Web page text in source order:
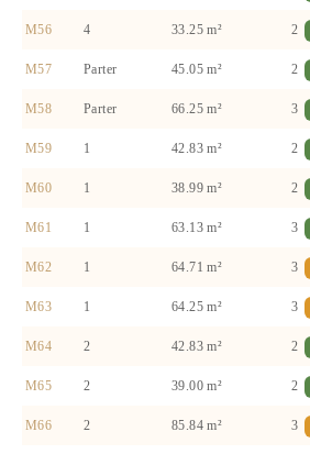
M56 4 33.25 m² 2
M57 Parter 45.05 m² 2
M58 Parter 66.25 m² 3
M59 1 42.83 m² 2
M60 1 38.99 m² 2
M61 1 63.13 m² 3
M62 1 64.71 m² 3
M63 1 64.25 m² 3
M64 2 42.83 m² 2
M65 2 39.00 m² 2
M66 2 85.84 m² 3